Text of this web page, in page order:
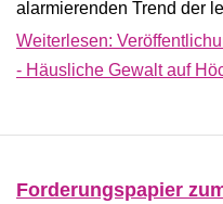
alarmierenden Trend der
Weiterlesen:
- Häusliche Gewalt auf
Forderungspapier